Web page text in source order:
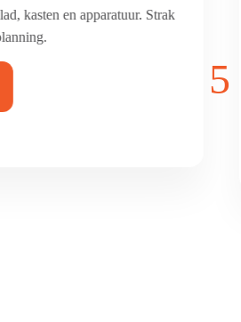
badkamer of toilet met
netjes betegeld, afgekit
5